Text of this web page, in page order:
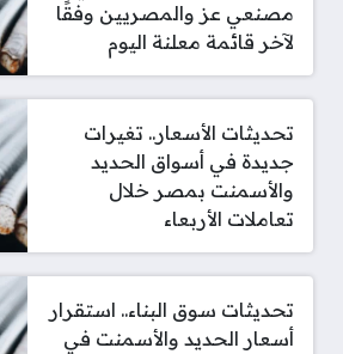
مصنعي عز والمصريين وفقًا
لآخر قائمة معلنة اليوم
تحديثات الأسعار.. تغيرات
جديدة في أسواق الحديد
والأسمنت بمصر خلال
تعاملات الأربعاء
تحديثات سوق البناء.. استقرار
أسعار الحديد والأسمنت في